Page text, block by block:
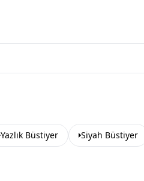
Yazlık Büstiyer Siyah Büstiyer